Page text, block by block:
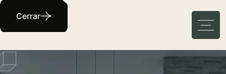
Cerrar